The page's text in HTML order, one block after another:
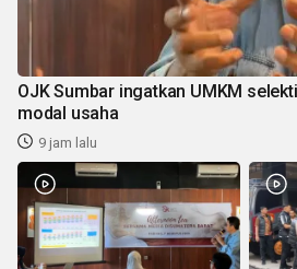
OJK Sumbar ingatkan UMKM
modal usaha
9 jam lalu